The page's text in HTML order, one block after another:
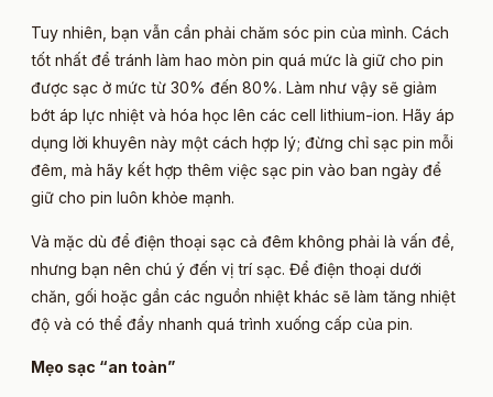
Tuy nhiên, bạn vẫn cần phải chăm sóc pin của mình. Cách
tốt nhất để tránh làm hao mòn pin quá mức là giữ cho pin
được sạc ở mức từ 30% đến 80%. Làm như vậy sẽ giảm
bớt áp lực nhiệt và hóa học lên các cell lithium-ion. Hãy áp
dụng lời khuyên này một cách hợp lý; đừng chỉ sạc pin mỗi
đêm, mà hãy kết hợp thêm việc sạc pin vào ban ngày để
giữ cho pin luôn khỏe mạnh.
Và mặc dù để điện thoại sạc cả đêm không phải là vấn đề,
nhưng bạn nên chú ý đến vị trí sạc. Để điện thoại dưới
chăn, gối hoặc gần các nguồn nhiệt khác sẽ làm tăng nhiệt
độ và có thể đẩy nhanh quá trình xuống cấp của pin.
Mẹo sạc “an toàn”